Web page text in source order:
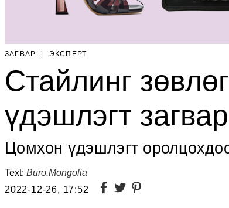
ЗАГВАР ЭКСПЕРТ
Стайлинг
үдэшлэгт
Цомхон үдэшлэгт
Text: Buro.Mongolia
2022-12-26, 17:52